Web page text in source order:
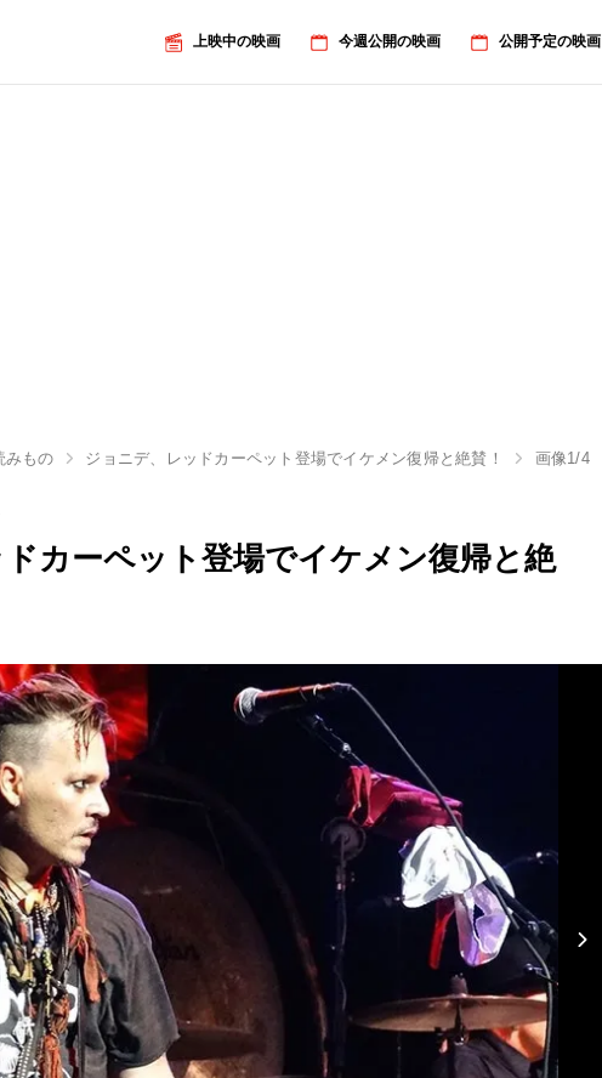
上映中の映画 今週公開の映画 公開予定の映画
みもの ジョニデ、レッドカーペット登場でイケメン復帰と絶賛！ 画像1/4
カーペット登場でイケメン復帰と絶